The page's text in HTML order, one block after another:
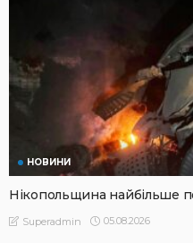
НОВИНИ
Нікопольщина найбільше
Superadmin 05.08.2026